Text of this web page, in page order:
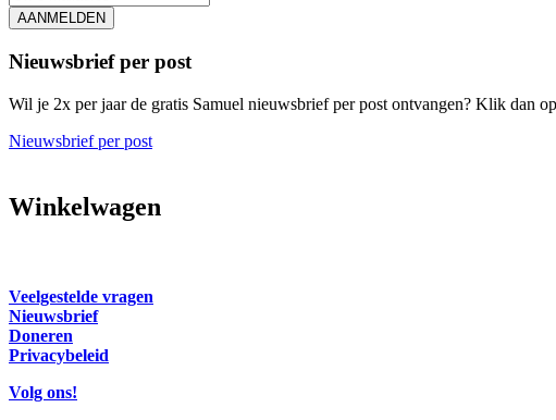
AANMELDEN
Nieuwsbrief per post
Wil je 2x per jaar de gratis Samuel nieuwsbrief per post ontvangen? Klik dan
Nieuwsbrief per post
Winkelwagen
Veelgestelde vragen
Nieuwsbrief
Doneren
Privacybeleid
Volg ons!